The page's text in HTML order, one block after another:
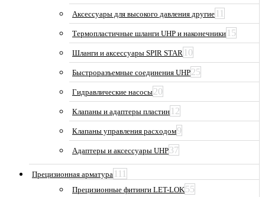
Аксессуары для высокого давления другие 11
Термопластичные шланги UHP и наконечники 15
Шланги и аксессуары SPIR STAR 10
Быстроразъемные соединения UHP25
Гидравлические насосы20
Клапаны и адаптеры пластин 12
Клапаны управления расходом9
Адаптеры и аксессуары UHP37
Прецизионная арматура 111
Прецизионные фитинги LET-LOK55